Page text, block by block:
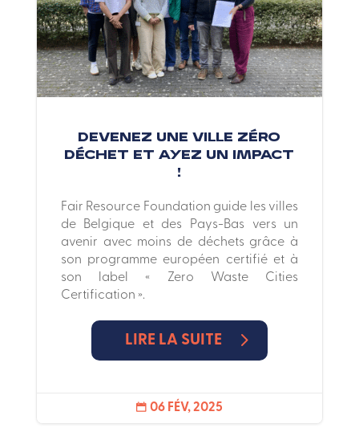
Devenez une ville Zéro
Déchet et ayez un impact
!
Fair Resource Foundation guide les villes
de Belgique et des Pays-Bas vers un
avenir avec moins de déchets grâce à
son programme européen certifié et à
son label « Zero Waste Cities
Certification ».
LIRE LA SUITE
 06 FÉV, 2025